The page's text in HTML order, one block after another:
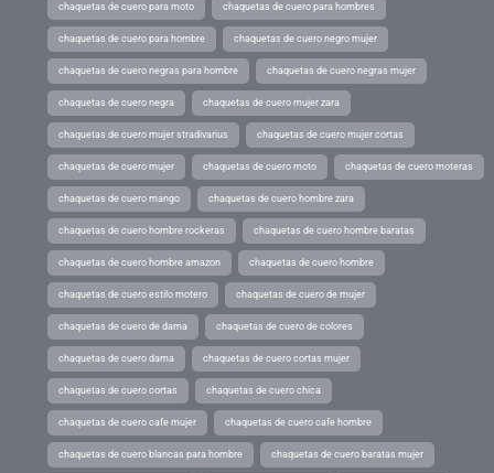
chaquetas de cuero para moto chaquetas de cuero para hombres
chaquetas de cuero para hombre chaquetas de cuero negro mujer
chaquetas de cuero negras para hombre chaquetas de cuero negras mujer
chaquetas de cuero negra chaquetas de cuero mujer zara
chaquetas de cuero mujer stradivarius chaquetas de cuero mujer cortas
chaquetas de cuero mujer chaquetas de cuero moto chaquetas de cuero moteras
chaquetas de cuero mango chaquetas de cuero hombre zara
chaquetas de cuero hombre rockeras chaquetas de cuero hombre baratas
chaquetas de cuero hombre amazon chaquetas de cuero hombre
chaquetas de cuero estilo motero chaquetas de cuero de mujer
chaquetas de cuero de dama chaquetas de cuero de colores
chaquetas de cuero dama chaquetas de cuero cortas mujer
chaquetas de cuero cortas chaquetas de cuero chica
chaquetas de cuero cafe mujer chaquetas de cuero cafe hombre
chaquetas de cuero blancas para hombre chaquetas de cuero baratas mujer